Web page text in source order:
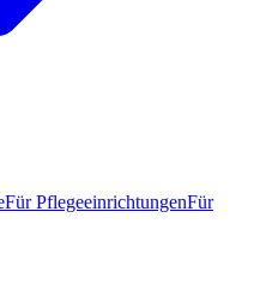
Für PflegeeinrichtungenFür